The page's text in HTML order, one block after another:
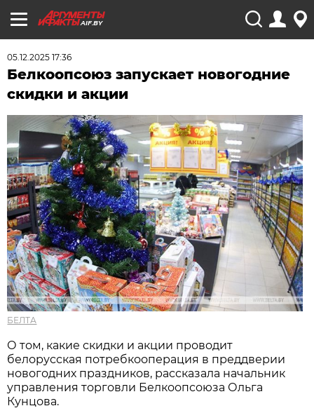
AIF.BY
05.12.2025 17:36
Белкоопсоюз запускает новогодние
скидки и акции
БЕЛТА
О том, какие скидки и акции проводит
белорусская потребкооперация в преддверии
новогодних праздников, рассказала начальник
управления торговли Белкоопсоюза Ольга
Кунцова.